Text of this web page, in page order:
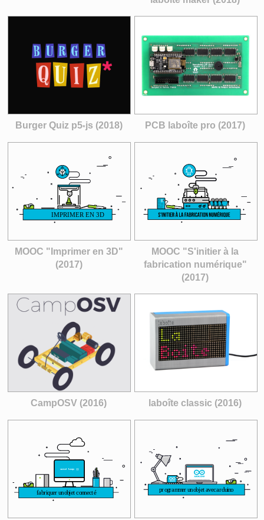
Burger Quiz p5*js (2018) PCB laboîte pro (2017)
MOOC "Imprimer en 3D"
(2017)
MOOC "S'initier à la
fabrication numérique"
(2017)
CampOSV (2016) laboîte classic (2016)